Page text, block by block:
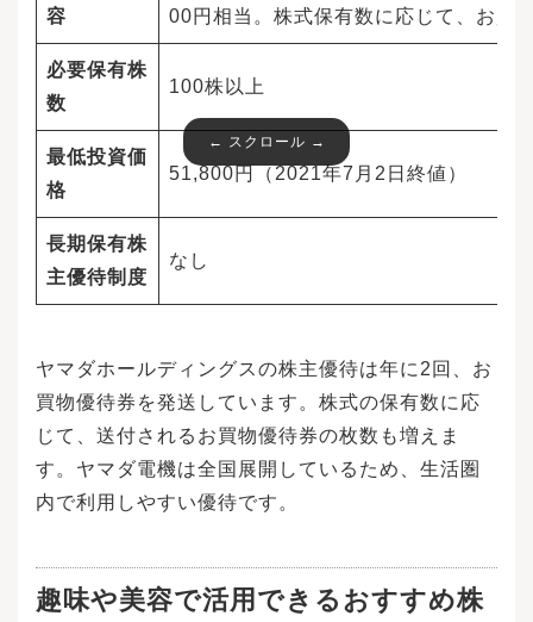
容 00円相当。株式保有数に応じて、お買
必要保有株
数
100株以上
最低投資価
格
51,800円（2021年7月2日終値）
長期保有株
主優待制度
なし
ヤマダホールディングスの株主優待は年に2回、お
買物優待券を発送しています。株式の保有数に応
じて、送付されるお買物優待券の枚数も増えま
す。ヤマダ電機は全国展開しているため、生活圏
内で利用しやすい優待です。
趣味や美容で活用できるおすすめ株